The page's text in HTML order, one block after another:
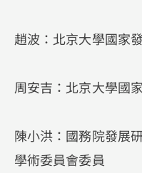
趙波：北京大學國家
周安吉：北京大學國
陳小洪：國務院發展
學術委員會委員